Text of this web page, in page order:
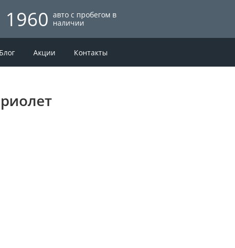
1960 авто с пробегом в
наличии
Блог Акции Контакты